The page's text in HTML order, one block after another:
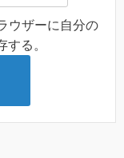
ウザーに自分の
る。